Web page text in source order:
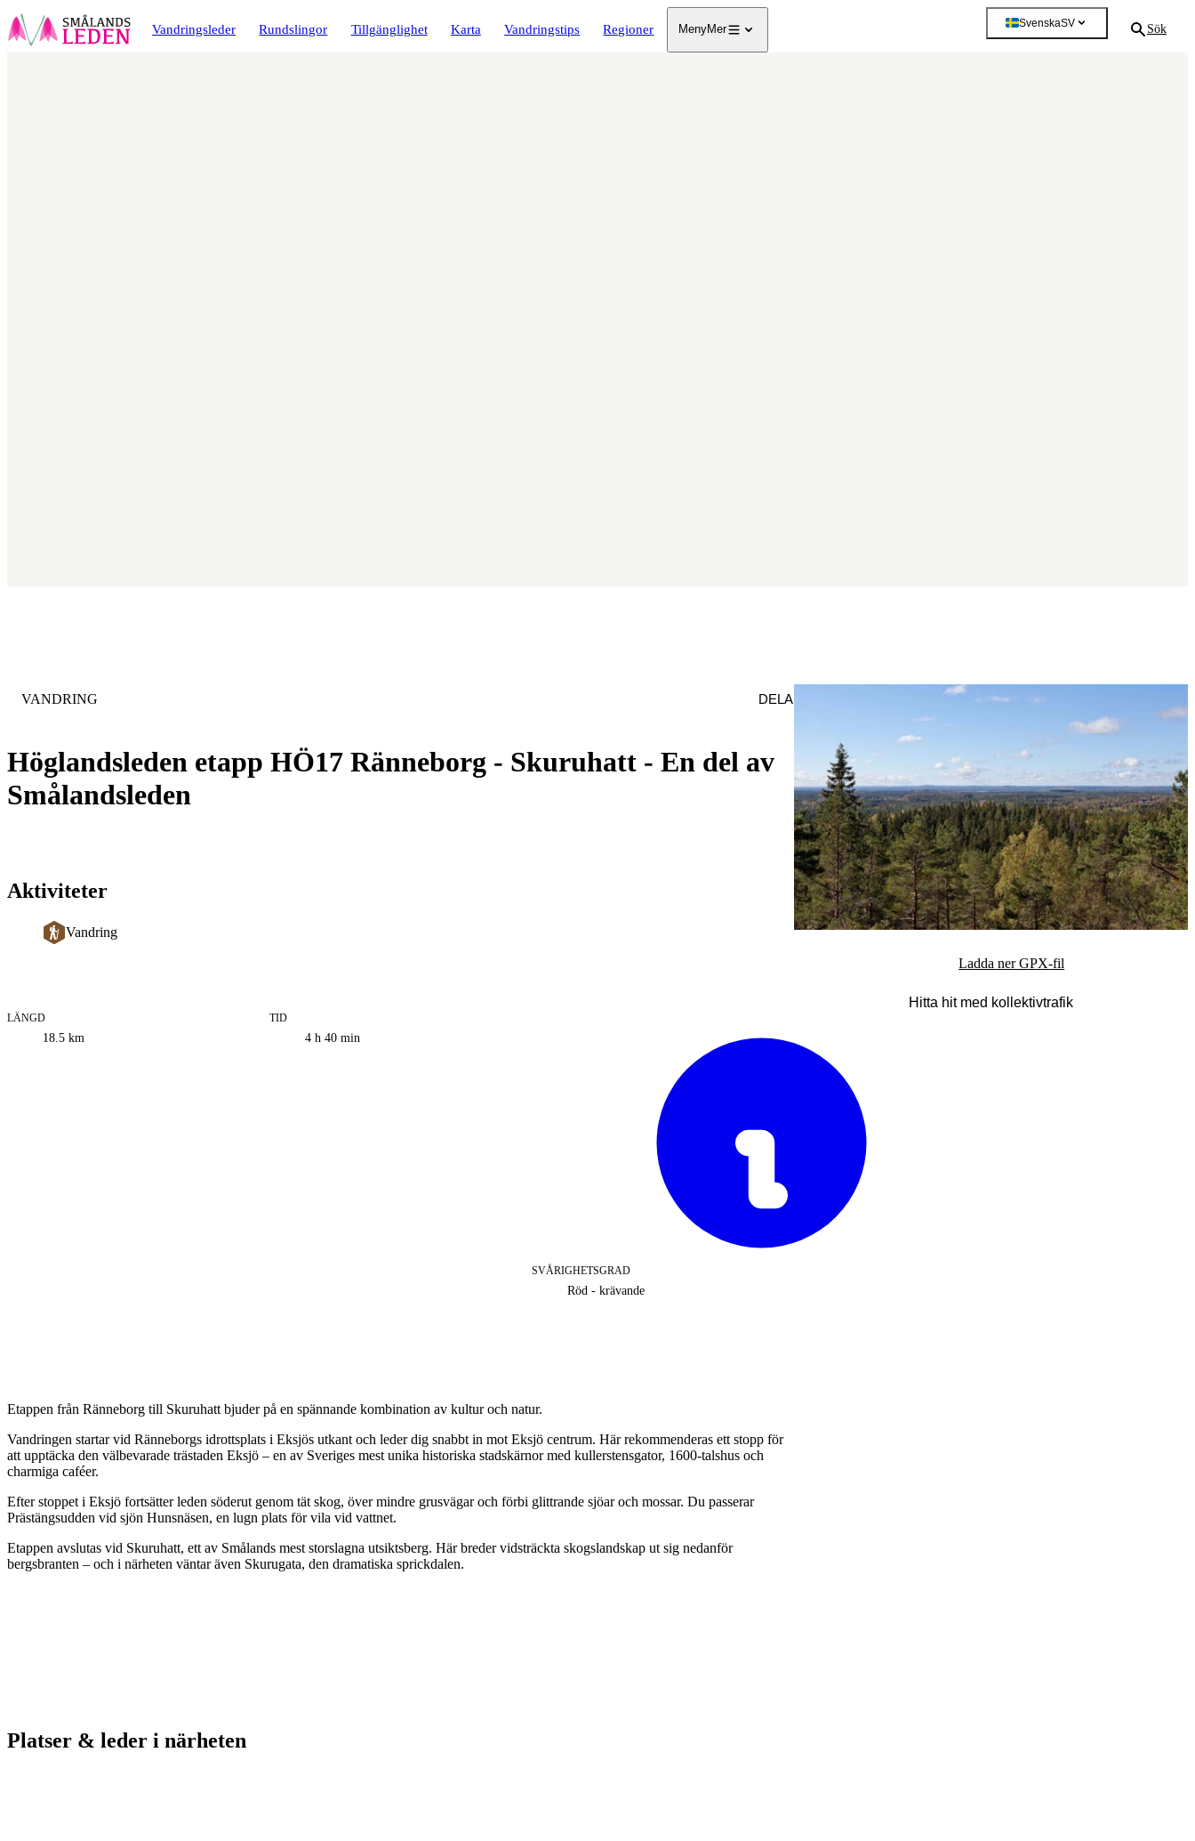
Vandringsleder Rundslingor Tillgänglighet Karta Vandringstips Regioner MenyMer
SvenskaSV Sök
Höglandsleden etapp HÖ17 Ränneborg - Skuruhatt - En del av
Smålandsleden
KATEGORI:
VANDRING DELA
Aktiviteter
Vandring
Information
LÄNGD
18.5 km
TID
4 h 40 min
SVÅRIGHETSGRAD
Röd - krävande
Beskrivning
Etappen från Ränneborg till Skuruhatt bjuder på en spännande kombination av kultur och natur.
Vandringen startar vid Ränneborgs idrottsplats i Eksjös utkant och leder dig snabbt in mot Eksjö centrum. Här rekommenderas ett stopp för
att upptäcka den välbevarade trästaden Eksjö – en av Sveriges mest unika historiska stadskärnor med kullerstensgator, 1600-talshus och
charmiga caféer.
Efter stoppet i Eksjö fortsätter leden söderut genom tät skog, över mindre grusvägar och förbi glittrande sjöar och mossar. Du passerar
Prästängsudden vid sjön Hunsnäsen, en lugn plats för vila vid vattnet.
Etappen avslutas vid Skuruhatt, ett av Smålands mest storslagna utsiktsberg. Här breder vidsträckta skogslandskap ut sig nedanför
bergsbranten – och i närheten väntar även Skurugata, den dramatiska sprickdalen.
Platser & leder i närheten
Bildspel
Ladda ner GPX-fil
Hitta hit med kollektivtrafik